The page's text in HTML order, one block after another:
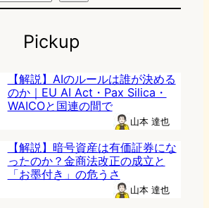
Pickup
【解説】AIのルールは誰が決める
のか｜EU AI Act・Pax Silica・
WAICOと国連の間で
山本 達也
【解説】暗号資産は有価証券にな
ったのか？金商法改正の成立と
「お墨付き」の危うさ
山本 達也